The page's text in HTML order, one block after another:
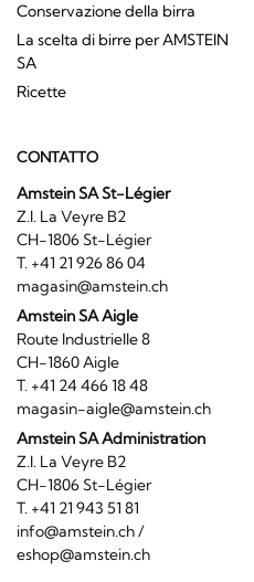
Conservazione della birra
La scelta di birre per AMSTEIN
SA
Ricette
CONTATTO
Amstein SA St-Légier
Z.I. La Veyre B2
CH-1806 St-Légier
T. +41 21 926 86 04
magasin@amstein.ch
Amstein SA Aigle
Route Industrielle 8
CH-1860 Aigle
T. +41 24 466 18 48
magasin-aigle@amstein.ch
Amstein SA Administration
Z.I. La Veyre B2
CH-1806 St-Légier
T. +41 21 943 51 81
info@amstein.ch/
eshop@amstein.ch